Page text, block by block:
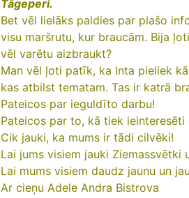
Tāgeperi.
Bet vēl lielāks paldies par plašo
visu maršrutu, kur braucām. Bija
vēl varētu aizbraukt?
Man vēl ļoti patīk, ka Inta pieliek
kas atbilst tematam. Tas ir katrā
Pateicos par ieguldīto darbu!
Pateicos par to, kā tiek
Cik jauki, ka mums ir tādi cilvēki!
Lai jums visiem jauki
Lai mums visiem daudz jaunu un
Ar cieņu Adele Andra Bistrova